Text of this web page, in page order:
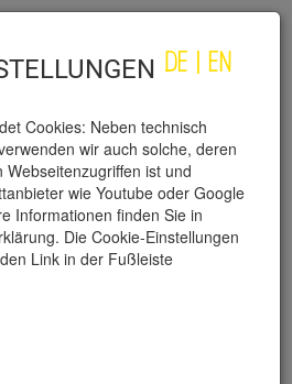
DE EN
Cookies: Neben technisch
wir auch solche, deren
ist und
wie Youtube oder Google
Informationen finden Sie in
Die Cookie-Einstellungen
Link in der Fußleiste